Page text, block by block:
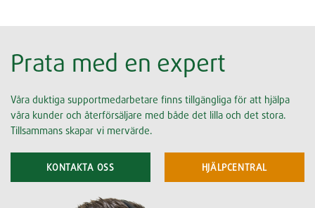
Prata med en expert
Våra duktiga supportmedarbetare finns tillgängliga för att hjälpa
våra kunder och återförsäljare med både det lilla och det stora.
Tillsammans skapar vi mervärde.
KONTAKTA OSS HJÄLPCENTRAL